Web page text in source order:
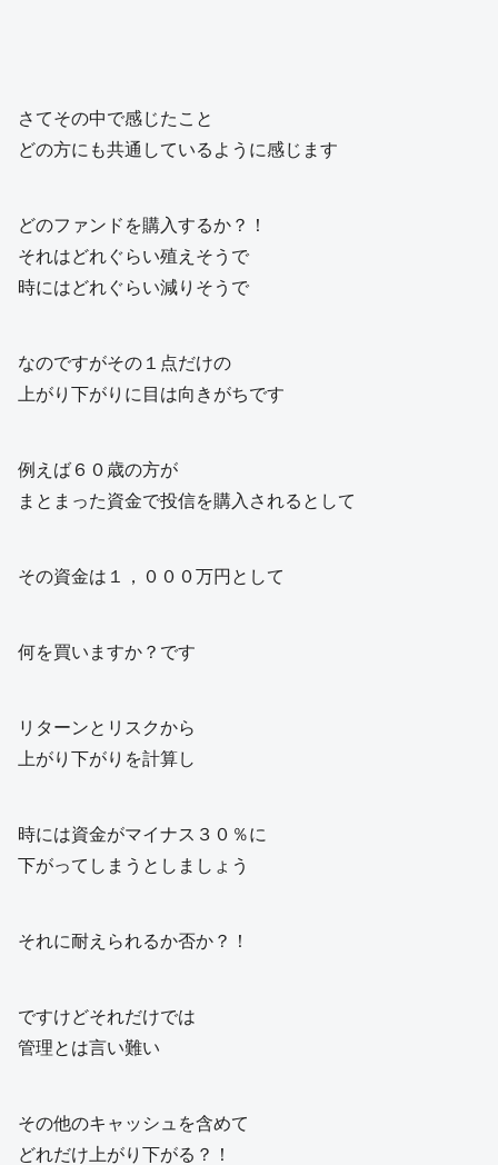
さてその中で感じたこと
どの方にも共通しているように感じます
どのファンドを購入するか？！
それはどれぐらい殖えそうで
時にはどれぐらい減りそうで
なのですがその１点だけの
上がり下がりに目は向きがちです
例えば６０歳の方が
まとまった資金で投信を購入されるとして
その資金は１，０００万円として
何を買いますか？です
リターンとリスクから
上がり下がりを計算し
時には資金がマイナス３０％に
下がってしまうとしましょう
それに耐えられるか否か？！
ですけどそれだけでは
管理とは言い難い
その他のキャッシュを含めて
どれだけ上がり下がる？！